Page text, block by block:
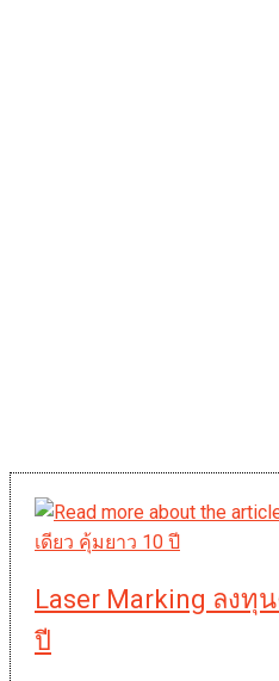
Laser Marking ลงทุ
ปี